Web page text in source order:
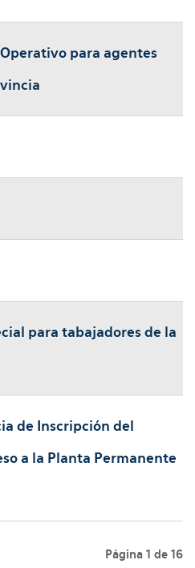
para agentes
para tabajadores de la
de Inscripción del
a la Planta Permanente
Página 1 de 16